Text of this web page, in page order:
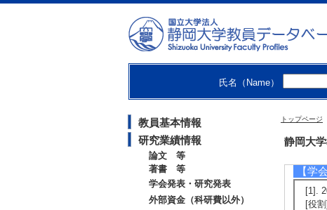
氏名（Name）
教員基本情報
研究業績情報
論文 等
著書 等
学会発表・研究発表
外部資金（科研費以外）
トップページ
静岡大
[5].
[発表
[備
【外
（
[2].
【学
[1].
[役